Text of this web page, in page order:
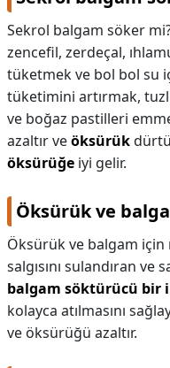
Sekrol balgam söker
zencefil, zerdeçal,
tüketmek ve bol bol su
tüketimini artırmak,
ve boğaz pastilleri
azaltır veöksürük
öksürüğe iyi gelir.
Öksürük ve
Öksürük ve balgam için
salgısını sulandıran ve
balgam söktürücü bir
kolayca atılmasını
ve öksürüğü azaltır.